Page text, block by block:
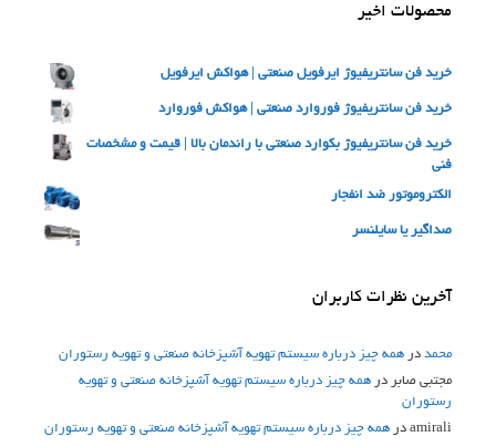
محصولات اخیر
خرید فن سانتریفیوژ ایرفویل صنعتی | هواکش ایرفویل
خرید فن سانتریفیوژ فوروارد صنعتی | هواکش فوروارد
خرید فن سانتریفیوژ بکوارد صنعتی با راندمان بالا | قیمت و مشخصات
فنی
الکتروموتور ضد انفجار
صداگیر یا سایلنسر
آخرین نظرات کاربران
محمد در همه چیز درباره سیستم تهویه آشپزخانه صنعتی و تهویه رستوران
مجتبی صابر در همه چیز درباره سیستم تهویه آشپزخانه صنعتی و تهویه
رستوران
amirali در همه چیز درباره سیستم تهویه آشپزخانه صنعتی و تهویه رستوران